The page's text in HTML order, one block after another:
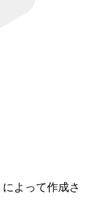
よって作成さ